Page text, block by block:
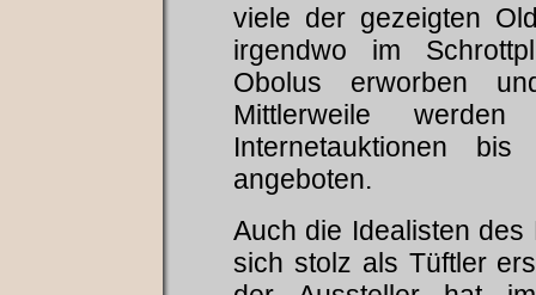
viele der gezeigten
irgendwo im
Obolus erworben
Mittlerweile
Internetauktionen
angeboten.
Auch die Idealisten des
sich stolz als Tüftler